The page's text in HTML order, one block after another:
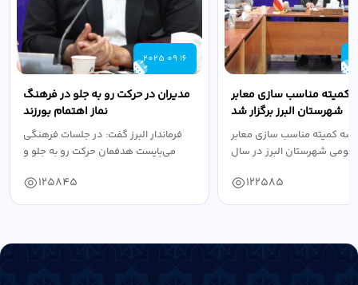
2025 09 16
مدیران در حرکت رو به جلو در فرهنگ
نماز اهتمام بورزند
فرماندار البرز گفت: در جلسات فرهنگی
می‌بایست هدفمان حرکت رو به جلو و
125845
کمیته مناسب سازی معابر
شهرستان البرز برگزار شد
کمیته مناسب سازی معابر
شهرستان البرز در سال
122585